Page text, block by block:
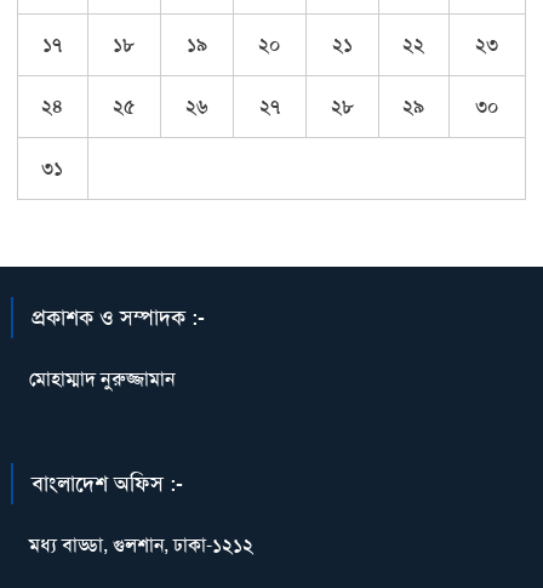
১৭ ১৮ ১৯ ২০ ২১ ২২ ২৩
২৪ ২৫ ২৬ ২৭ ২৮ ২৯ ৩০
৩১
প্রকাশক ও সম্পাদক :-
মোহাম্মাদ নুরুজ্জামান
বাংলাদেশ অফিস :-
মধ্য বাড্ডা, গুলশান, ঢাকা-১২১২